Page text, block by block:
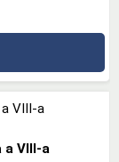
VIII-a